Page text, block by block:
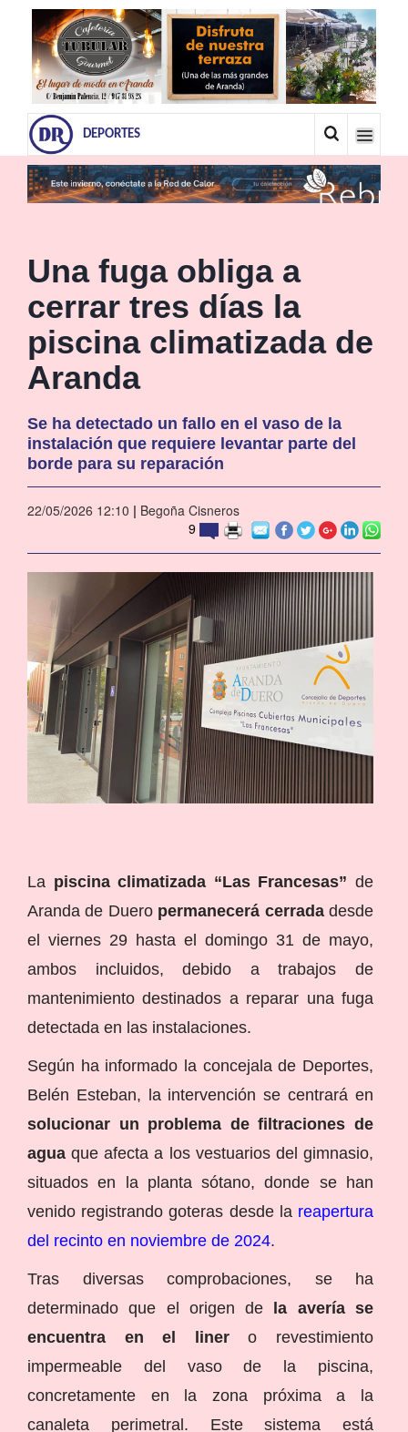
DEPORTES
Una fuga obliga a
cerrar tres días la
piscina climatizada de
Aranda
Se ha detectado un fallo en el vaso de la
instalación que requiere levantar parte del
borde para su reparación
22/05/2026 12:10 | Begoña Cisneros
9
La piscina climatizada “Las Francesas” de
Aranda de Duero permanecerá cerradadesde
el viernes 29 hasta el domingo 31 de mayo,
ambos incluidos, debido a trabajos de
mantenimiento destinados a reparar una fuga
detectada en las instalaciones.
Según ha informado la concejala de Deportes,
Belén Esteban, la intervención se centrará en
solucionar un problema de filtraciones de
agua que afecta a los vestuarios del gimnasio,
situados en la planta sótano, donde se han
venido registrando goteras desde la reapertura
del recinto en noviembre de 2024.
Tras diversas comprobaciones, se ha
determinado que el origen de la avería se
encuentra en el linero revestimiento
impermeable del vaso de la piscina,
concretamente en la zona próxima a la
canaleta perimetral. Este sistema está